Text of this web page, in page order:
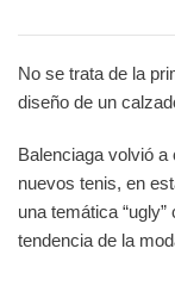
No se trata de la
diseño de un
Balenciaga volvió
nuevos tenis, en
una temática
tendencia de la